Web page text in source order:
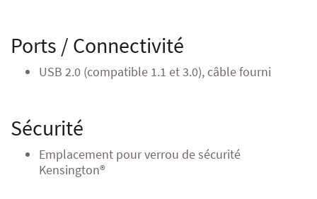
Ports / Connectivité
USB 2.0 (compatible 1.1 et 3.0), câble fourni
Sécurité
Emplacement pour verrou de sécurité
Kensington®